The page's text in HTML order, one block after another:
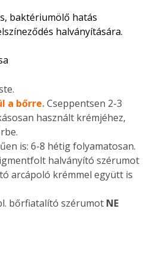
baktériumölő hatás
halványítására.
a bőrre.Cseppentsen 2-3
használt krémjéhez,
is: 6-8 hétig folyamatosan.
halványító szérumot
arcápoló krémmel együtt is
bőrfiatalító szérumot NE